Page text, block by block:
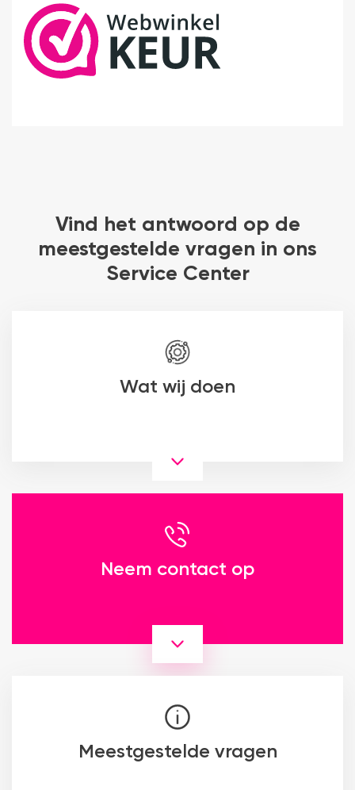
Vind het antwoord op de
meestgestelde vragen in ons
Service Center
Wat wij doen
Neem contact op
Meestgestelde vragen